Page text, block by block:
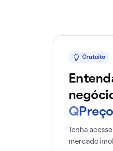
Gratuito
Q Preço
Tenha
mercado